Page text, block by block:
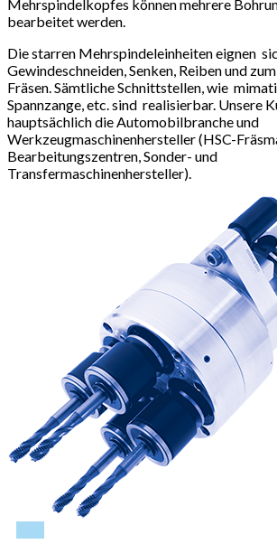
Mehrspindelkopfes können mehrere
bearbeitet werden.
Die starren Mehrspindeleinheiten eignen
Gewindeschneiden, Senken, Reiben und
Fräsen. Sämtliche Schnittstellen, wie
Spannzange, etc. sind realisierbar. Unsere
hauptsächlich die Automobilbranche und
Werkzeugmaschinenhersteller (HSC-
Bearbeitungszentren, Sonder- und
Transfermaschinenhersteller).